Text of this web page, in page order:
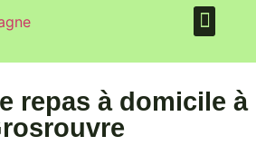
repas à domicile à